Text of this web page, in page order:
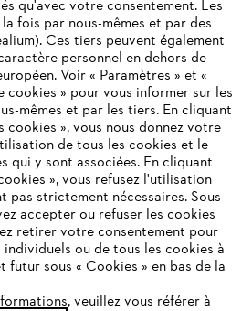
des données
INTERNET
EN CHARGE
Internet que nous ne prenons plus
de notre site ne
Pour une utilisation
vous recommandons de passer à
qu'avec votre consentement. Les
fois par nous-mêmes et par des
Ces tiers peuvent également
personnel en dehors de
Voir « Paramètres » et «
cookies » pour vous informer sur les
mêmes et par les tiers. En cliquant
», vous nous donnez votre
de tous les cookies et le
qui y sont associées. En cliquant
», vous refusez l'utilisation
pas strictement nécessaires. Sous
accepter ou refuser les cookies
retirer votre consentement pour
ou de tous les cookies à
sous « Cookies » en bas de la
veuillez vous référer à